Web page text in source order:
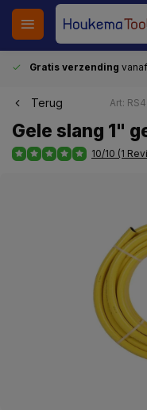
Gratis verzending
Terug Art:
Gele slang 1"
10/10 (1